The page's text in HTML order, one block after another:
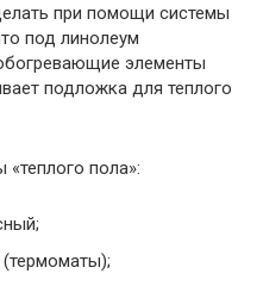
при помощи системы
под линолеум
элементы
подложка для теплого
пола»: